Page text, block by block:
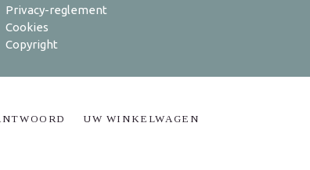
Privacy-reglement
Cookies
Copyright
UW WINKELWAGEN